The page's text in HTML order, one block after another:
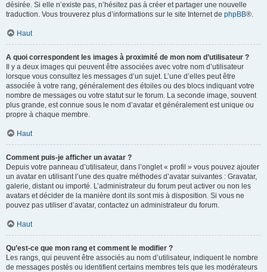
désirée. Si elle n’existe pas, n’hésitez pas à créer et partager une nouvelle
traduction. Vous trouverez plus d’informations sur le site Internet de phpBB®.
Haut
A quoi correspondent les images à proximité de mon nom d’utilisateur ?
Il y a deux images qui peuvent être associées avec votre nom d’utilisateur
lorsque vous consultez les messages d’un sujet. L’une d’elles peut être
associée à votre rang, généralement des étoiles ou des blocs indiquant votre
nombre de messages ou votre statut sur le forum. La seconde image, souvent
plus grande, est connue sous le nom d’avatar et généralement est unique ou
propre à chaque membre.
Haut
Comment puis-je afficher un avatar ?
Depuis votre panneau d’utilisateur, dans l’onglet « profil » vous pouvez ajouter
un avatar en utilisant l’une des quatre méthodes d’avatar suivantes : Gravatar,
galerie, distant ou importé. L’administrateur du forum peut activer ou non les
avatars et décider de la manière dont ils sont mis à disposition. Si vous ne
pouvez pas utiliser d’avatar, contactez un administrateur du forum.
Haut
Qu’est-ce que mon rang et comment le modifier ?
Les rangs, qui peuvent être associés au nom d’utilisateur, indiquent le nombre
de messages postés ou identifient certains membres tels que les modérateurs